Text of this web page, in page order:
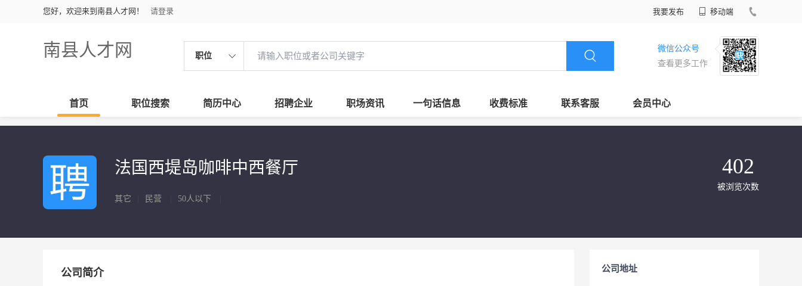
您好，欢迎来到南县人才网！ 请登录 我要发布 移动端
南县人才网 职位
微信公众号
查看更多工作
首页 职位搜索 简历中心 招聘企业 职场资讯 一句话信息 收费标准 联系客服 会员中心
法国西堤岛咖啡中西餐厅
其它 民营 50人以下
402
被浏览次数
公司简介 公司地址